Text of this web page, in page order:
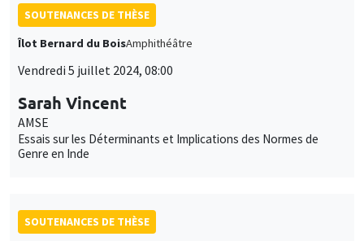
SOUTENANCES DE THÈSE
Îlot Bernard du BoisAmphithéâtre
Vendredi 5 juillet 2024, 08:00
Sarah Vincent
AMSE
Essais sur les Déterminants et Implications des Normes de
Genre en Inde
SOUTENANCES DE THÈSE